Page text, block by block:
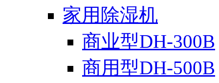
家用除湿机
商业型DH-300B
商用型DH-500B